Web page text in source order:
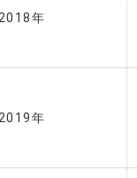
2018年
2019年